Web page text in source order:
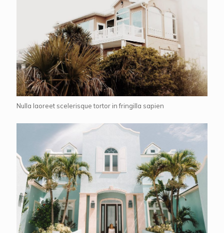
Nulla laoreet scelerisque tortor in fringilla sapien